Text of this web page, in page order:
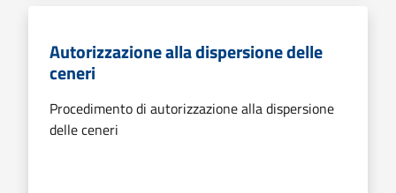
Autorizzazione alla dispersione delle
ceneri
Procedimento di autorizzazione alla dispersione
delle ceneri